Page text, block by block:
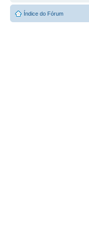
Índice do Fórum